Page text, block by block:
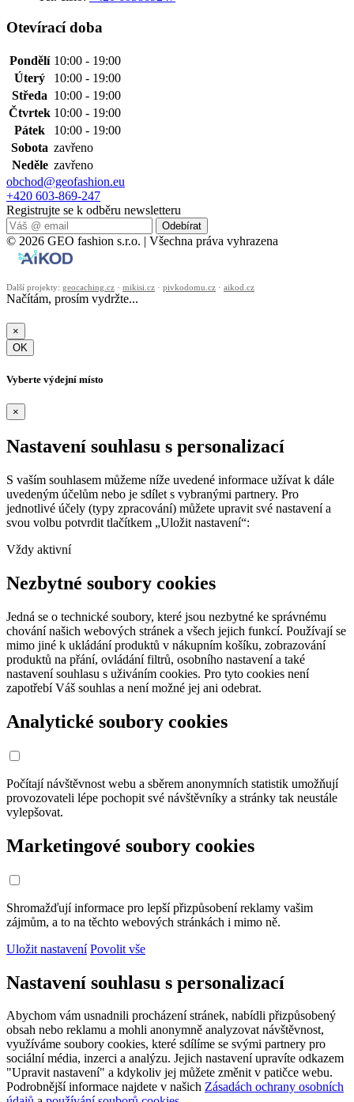
Otevírací doba
Pondělí 10:00 - 19:00
Úterý
10:00 - 19:00
Středa 10:00 - 19:00
Čtvrtek 10:00 - 19:00
Pátek
10:00 - 19:00
Sobota zavřeno
Neděle zavřeno
obchod@geofashion.eu
+420 603-869-247
Registrujte se k odběru newsletteru
Odebírat
© 2026 GEO fashion s.r.o. | Všechna práva vyhrazena
Další projekty: geocaching.cz · mikisi.cz · pivkodomu.cz · aikod.cz
Načítám, prosím vydržte...
×
OK
Vyberte výdejní místo
×
Nastavení souhlasu s personalizací
S vaším souhlasem můžeme níže uvedené informace užívat k dále
uvedeným účelům nebo je sdílet s vybranými partnery. Pro
jednotlivé účely (typy zpracování) můžete upravit své nastavení a
svou volbu potvrdit tlačítkem „Uložit nastavení“:
Vždy aktivní
Nezbytné soubory cookies
Jedná se o technické soubory, které jsou nezbytné ke správnému
chování našich webových stránek a všech jejich funkcí. Používají se
mimo jiné k ukládání produktů v nákupním košíku, zobrazování
produktů na přání, ovládání filtrů, osobního nastavení a také
nastavení souhlasu s uživáním cookies. Pro tyto cookies není
zapotřebí Váš souhlas a není možné jej ani odebrat.
Analytické soubory cookies
Počítají návštěvnost webu a sběrem anonymních statistik umožňují
provozovateli lépe pochopit své návštěvníky a stránky tak neustále
vylepšovat.
Marketingové soubory cookies
Shromažďují informace pro lepší přizpůsobení reklamy vašim
zájmům, a to na těchto webových stránkách i mimo ně.
Uložit nastavení Povolit vše
Nastavení souhlasu s personalizací
Abychom vám usnadnili procházení stránek, nabídli přizpůsobený
obsah nebo reklamu a mohli anonymně analyzovat návštěvnost,
využíváme soubory cookies, které sdílíme se svými partnery pro
sociální média, inzerci a analýzu. Jejich nastavení upravíte odkazem
"Upravit nastavení" a kdykoliv jej můžete změnit v patičce webu.
Podrobnější informace najdete v našich Zásadách ochrany osobních